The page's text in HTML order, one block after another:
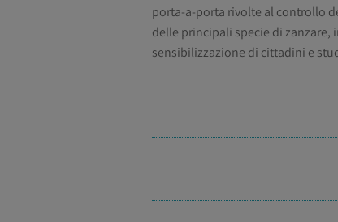
porta-a-porta rivolte al controllo
delle principali specie di
sensibilizzazione di cittadini e